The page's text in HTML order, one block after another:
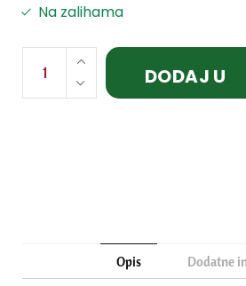
Na zalihama
DODAJ U
Opis Dodatne